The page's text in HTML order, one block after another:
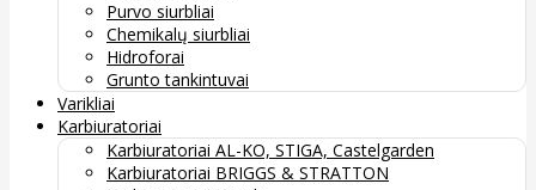
Purvo siurbliai
Chemikalų siurbliai
Hidroforai
Grunto tankintuvai
Varikliai
Karbiuratoriai
Karbiuratoriai AL-KO, STIGA, Castelgarden
Karbiuratoriai BRIGGS & STRATTON